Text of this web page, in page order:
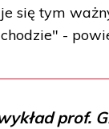
się tym
-
prof.